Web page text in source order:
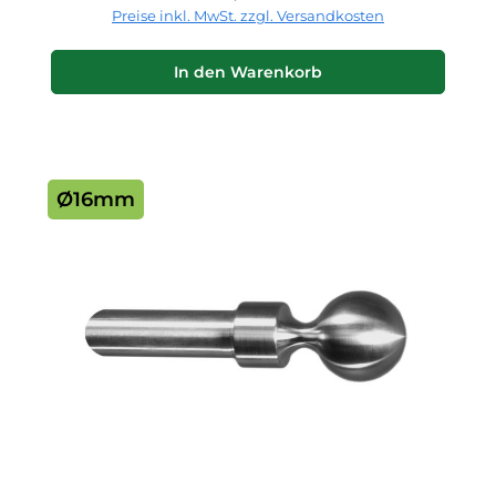
Preise inkl. MwSt. zzgl. Versandkosten
In den Warenkorb
Ø16mm